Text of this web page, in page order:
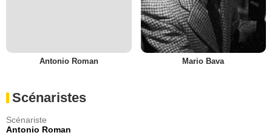
Antonio Roman Mario Bava
Scénaristes
Scénariste
Antonio Roman